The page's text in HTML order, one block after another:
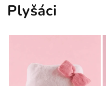
Plyšáci